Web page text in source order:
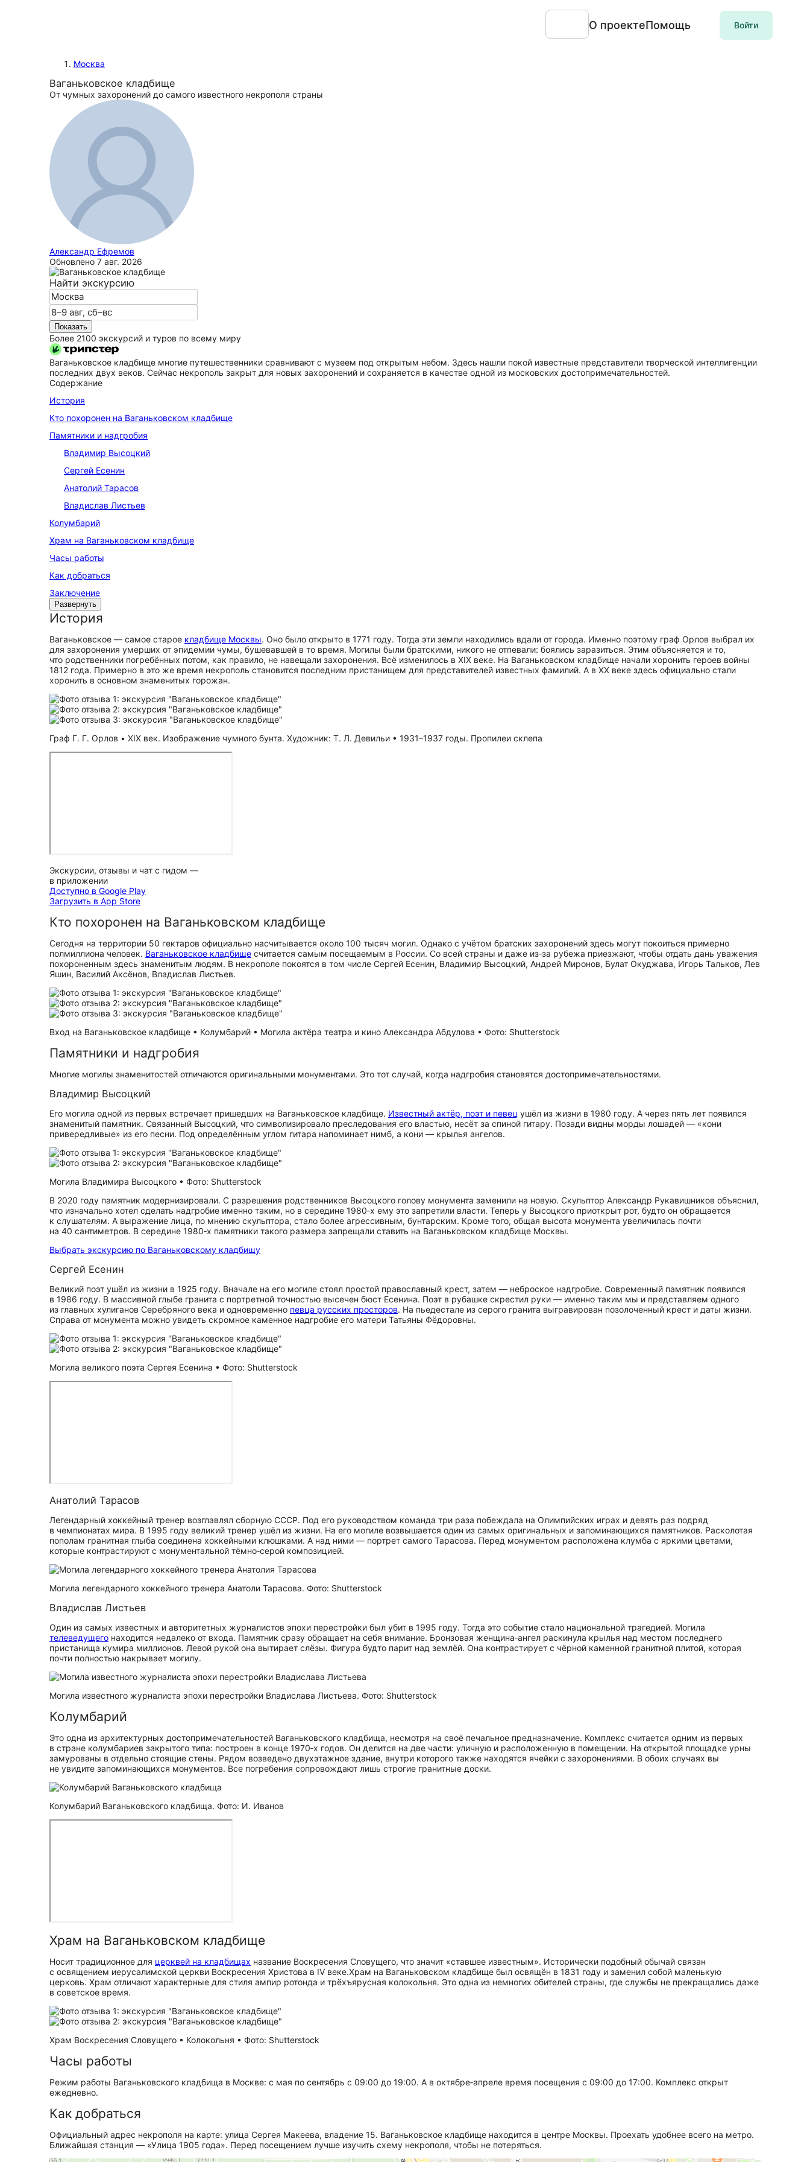
О проектеПомощь Войти
Москва
Ваганьковское кладбище
От чумных захоронений до самого известного некрополя страны
Александр Ефремов
Обновлено 7 авг. 2026
Найти экскурсию
Показать
Более 2100 экскурсий и туров по всему миру
Ваганьковское кладбище многие путешественники сравнивают с музеем под открытым небом. Здесь нашли покой известные представители творческой интеллигенции
последних двух веков. Сейчас некрополь закрыт для новых захоронений и сохраняется в качестве одной из московских до­сто­при­ме­ча­тель­но­стей.
Содержание
История
Кто похоронен на Ваганьковском кладбище
Памятники и надгробия
Владимир Высоцкий
Сергей Есенин
Анатолий Тарасов
Владислав Листьев
Колумбарий
Храм на Ваганьковском кладбище
Часы работы
Как добраться
Заключение
Развернуть
История
Ваганьковское — самое старое кладбище Москвы. Оно было открыто в 1771 году. Тогда эти земли находились вдали от города. Именно поэтому граф Орлов выбрал их
для захоронения умерших от эпидемии чумы, бушевавшей в то время. Могилы были братскими, никого не отпевали: боялись заразиться. Этим объясняется и то,
что родственники погребённых потом, как правило, не навещали захоронения. Всё изменилось в XIX веке. На Ваганьковском кладбище начали хоронить героев войны
1812 года. Примерно в это же время некрополь становится последним пристанищем для представителей известных фамилий. А в XX веке здесь официально стали
хоронить в основном знаменитых горожан.
Граф Г. Г. Орлов • XIX век. Изображение чумного бунта. Художник: Т. Л. Девильи • 1931–1937 годы. Пропилеи склепа
Экскурсии, отзывы и чат с гидом —
в приложении
Доступно в Google Play
Загрузить в App Store
Кто похоронен на Ваганьковском кладбище
Сегодня на территории 50 гектаров официально насчитывается около 100 тысяч могил. Однако с учётом братских захоронений здесь могут покоиться примерно
полмиллиона человек. Ваганьковское кладбище считается самым посещаемым в России. Со всей страны и даже из‑за рубежа приезжают, чтобы отдать дань уважения
похороненным здесь знаменитым людям. В некрополе покоятся в том числе Сергей Есенин, Владимир Высоцкий, Андрей Миронов, Булат Окуджава, Игорь Тальков, Лев
Яшин, Василий Аксёнов, Владислав Листьев.
Вход на Ваганьковское кладбище • Колумбарий • Могила актёра театра и кино Александра Абдулова • Фото: Shutterstock
Памятники и надгробия
Многие могилы знаменитостей отличаются оригинальными монументами. Это тот случай, когда надгробия становятся до­сто­при­ме­ча­тель­но­стями.
Владимир Высоцкий
Его могила одной из первых встречает пришедших на Ваганьковское кладбище. Известный актёр, поэт и певец ушёл из жизни в 1980 году. А через пять лет появился
знаменитый памятник. Связанный Высоцкий, что символизировало преследования его властью, несёт за спиной гитару. Позади видны морды лошадей — «кони
привередливые» из его песни. Под определённым углом гитара напоминает нимб, а кони — крылья ангелов.
Могила Владимира Высоцкого • Фото: Shutterstock
В 2020 году памятник модернизировали. С разрешения родственников Высоцкого голову монумента заменили на новую. Скульптор Александр Рукавишников объяснил,
что изначально хотел сделать надгробие именно таким, но в середине 1980‑х ему это запретили власти. Теперь у Высоцкого приоткрыт рот, будто он обращается
к слушателям. А выражение лица, по мнению скульптора, стало более агрессивным, бунтарским. Кроме того, общая высота монумента увеличилась почти
на 40 сантиметров. В середине 1980‑х памятники такого размера запрещали ставить на Ваганьковском кладбище Москвы.
Выбрать экскурсию по Ваганьковскому кладбищу
Сергей Есенин
Великий поэт ушёл из жизни в 1925 году. Вначале на его могиле стоял простой православный крест, затем — неброское надгробие. Современный памятник появился
в 1986 году. В массивной глыбе гранита с портретной точностью высечен бюст Есенина. Поэт в рубашке скрестил руки — именно таким мы и представляем одного
из главных хулиганов Серебряного века и одновременно певца русских просторов. На пьедестале из серого гранита выгравирован позолоченный крест и даты жизни.
Справа от монумента можно увидеть скромное каменное надгробие его матери Татьяны Фёдоровны.
Могила великого поэта Сергея Есенина • Фото: Shutterstock
Анатолий Тарасов
Легендарный хоккейный тренер возглавлял сборную СССР. Под его руководством команда три раза побеждала на Олимпийских играх и девять раз подряд
в чемпионатах мира. В 1995 году великий тренер ушёл из жизни. На его могиле возвышается один из самых оригинальных и запоминающихся памятников. Расколотая
пополам гранитная глыба соединена хоккейными клюшками. А над ними — портрет самого Тарасова. Перед монументом расположена клумба с яркими цветами,
которые контрастируют с монументальной тёмно‑серой композицией.
Могила легендарного хоккейного тренера Анатоли Тарасова. Фото: Shutterstock
Владислав Листьев
Один из самых известных и авторитетных журналистов эпохи перестройки был убит в 1995 году. Тогда это событие стало национальной трагедией. Могила
телеведущего находится недалеко от входа. Памятник сразу обращает на себя внимание. Бронзовая женщина‑ангел раскинула крылья над местом последнего
пристанища кумира миллионов. Левой рукой она вытирает слёзы. Фигура будто парит над землёй. Она контрастирует с чёрной каменной гранитной плитой, которая
почти полностью накрывает могилу.
Могила известного журналиста эпохи перестройки Владислава Листьева. Фото: Shutterstock
Колумбарий
Это одна из архитектурных до­сто­при­ме­ча­тель­но­стей Ваганьковского кладбища, несмотря на своё печальное предназначение. Комплекс считается одним из первых
в стране колумбариев закрытого типа: построен в конце 1970‑х годов. Он делится на две части: уличную и расположенную в помещении. На открытой площадке урны
замурованы в отдельно стоящие стены. Рядом возведено двухэтажное здание, внутри которого также находятся ячейки с захоронениями. В обоих случаях вы
не увидите запоминающихся монументов. Все погребения сопровождают лишь строгие гранитные доски.
Колумбарий Ваганьковского кладбища. Фото: И. Иванов
Храм на Ваганьковском кладбище
Носит традиционное для церквей на кладбищах название Воскресения Словущего, что значит «ставшее известным». Исторически подобный обычай связан
с освящением иерусалимской церкви Воскресения Христова в IV веке.Храм на Ваганьковском кладбище был освящён в 1831 году и заменил собой маленькую
церковь. Храм отличают характерные для стиля ампир ротонда и трёхъярусная колокольня. Это одна из немногих обителей страны, где службы не прекращались даже
в советское время.
Храм Воскресения Словущего • Колокольня • Фото: Shutterstock
Часы работы
Режим работы Ваганьковского кладбища в Москве: с мая по сентябрь с 09:00 до 19:00. А в октябре‑апреле время посещения с 09:00 до 17:00. Комплекс открыт
ежедневно.
Как добраться
Официальный адрес некрополя на карте: улица Сергея Макеева, владение 15. Ваганьковское кладбище находится в центре Москвы. Проехать удобнее всего на метро.
Ближайшая станция — «Улица 1905 года». Перед посещением лучше изучить схему некрополя, чтобы не потеряться.